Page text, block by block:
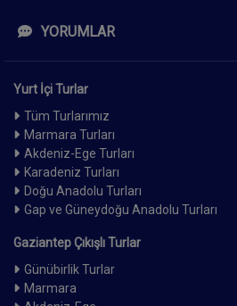
YORUMLAR
Yurt İçi Turlar
Tüm Turlarımız
Marmara Turları
Akdeniz-Ege Turları
Karadeniz Turları
Doğu Anadolu Turları
Gap ve Güneydoğu Anadolu Turları
Gaziantep Çıkışlı Turlar
Günübirlik Turlar
Marmara